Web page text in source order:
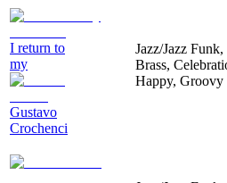
I return to
my
Gustavo
Crochenci
Jazz/Jazz
Brass,
Happy, Groovy